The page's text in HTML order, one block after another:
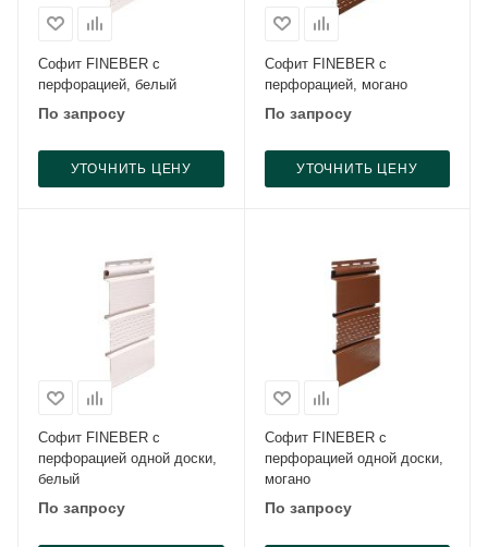
Софит FINEBER с
перфорацией, белый
По запросу
УТОЧНИТЬ ЦЕНУ
Софит FINEBER с
перфорацией, могано
По запросу
УТОЧНИТЬ ЦЕНУ
Софит FINEBER с
перфорацией одной доски,
белый
По запросу
Софит FINEBER с
перфорацией одной доски,
могано
По запросу